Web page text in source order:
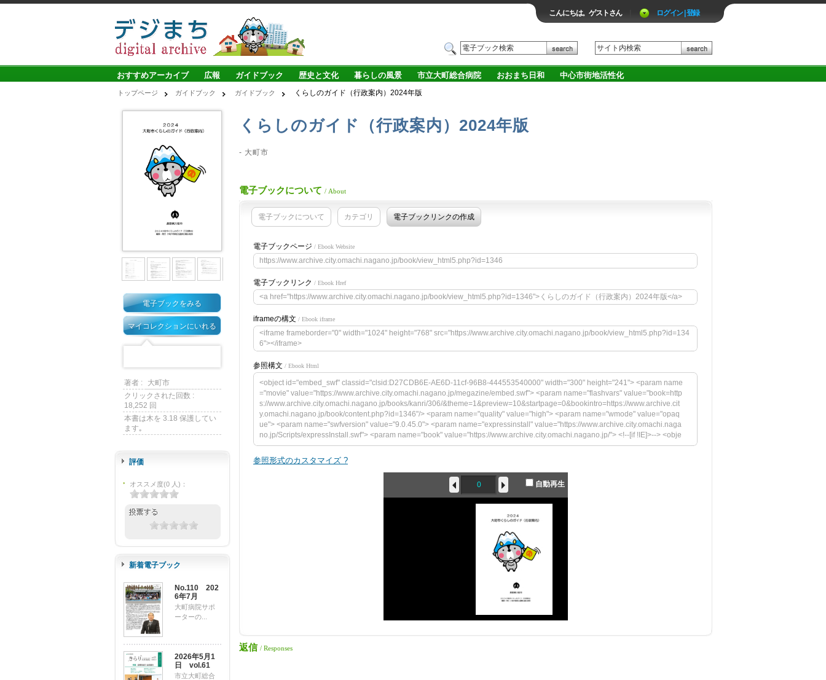
こんにちは。ゲストさん ログイン | 登録
おすすめアーカイブ 広報 ガイドブック 歴史と文化 暮らしの風景 市立大町総合病院 おおまち日和 中心市街地活性化
トップページ ガイドブック ガイドブック くらしのガイド（行政案内）2024年版
電子ブックをみる
マイコレクションにいれる
著者 :
大町市
クリックされた回数 :
18,252 回
本書は木を 3.18 保護してい
ます｡
評価
オススメ度(0人) ：
新着電子ブック
No.110 202
6年7月
大町病院サポ
ーターの...
2026年5月1
日 vol.61
市立大町総合
くらしのガイド（行政案内）2024年版
- 大町市
電子ブックについて / About
電子ブックについて カテゴリ 電子ブックリンクの作成
電子ブックページ / Ebook Website
https://www.archive.city.omachi.nagano.jp/book/view_html5.php?id=1346
電子ブックリンク / Ebook Href
<a href="https://www.archive.city.omachi.nagano.jp/book/view_html5.php?id=1346">くらしのガイド（行政案内）2024年版</a>
iframeの構文 / Ebook iframe
<iframe frameborder="0" width="1024" height="768" src="https://www.archive.city.omachi.nagano.jp/book/view_html5.php?id=134
6"></iframe>
参照構文 / Ebook Html
<object id="embed_swf" classid="clsid:D27CDB6E-AE6D-11cf-96B8-444553540000" width="300" height="241"> <param name
="movie" value="https://www.archive.city.omachi.nagano.jp/megazine/embed.swf"> <param name="flashvars" value="book=http
s://www.archive.city.omachi.nagano.jp/books/kanri/306/&theme=1&preview=10&startpage=0&bookintro=https://www.archive.cit
y.omachi.nagano.jp/book/content.php?id=1346"/> <param name="quality" value="high"> <param name="wmode" value="opaq
ue"> <param name="swfversion" value="9.0.45.0"> <param name="expressinstall" value="https://www.archive.city.omachi.naga
no.jp/Scripts/expressInstall.swf"> <param name="book" value="https://www.archive.city.omachi.nagano.jp/"> <!--[if !IE]>--> <obje
ct type="application/x-shockwave-flash" data="https://www.archive.city.omachi.nagano.jp/megazine/embed.swf" width="300" hei
ght="241"> <!--<![endif]--> <param name="quality" value="high"> <param name="flashvars" value="book=https://www.archive.cit
y.omachi.nagano.jp/books/kanri/306/&theme=1&preview=10&startpage=0&bookintro=https://www.archive.city.omachi.nagano.j
p/book/content.php?id=1346"/> <param name="wmode" value="opaque"> <param name="swfversion" value="9.0.45.0"> <para
m name="expressinstall" value="https://www.archive.city.omachi.nagano.jp/Scripts/expressInstall.swf"> <param name="book" va
lue="https://www.archive.city.omachi.nagano.jp/"> <div> <h4>このコンテンツの表示には、Adobe Flash Playerの最新バージョン
ownload_buttons/get_flash_player.gif" alt=" Adobe Flash Playerを取得" width="112" height="33" /></a></p> </div> <!--[if !IE]>-->
参照形式のカスタマイズ ?
自動再生
返信 / Responses